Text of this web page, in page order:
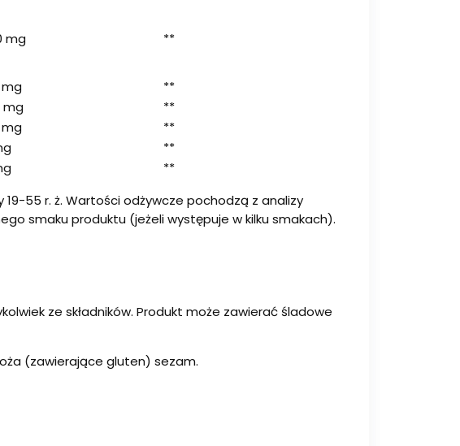
mg **
mg
**
mg
**
mg
**
**
**
55 r. ż. Wartości odżywcze pochodzą z analizy
smaku produktu (jeżeli występuje w kilku smakach).
ze składników. Produkt może zawierać śladowe
(zawierające gluten) sezam.